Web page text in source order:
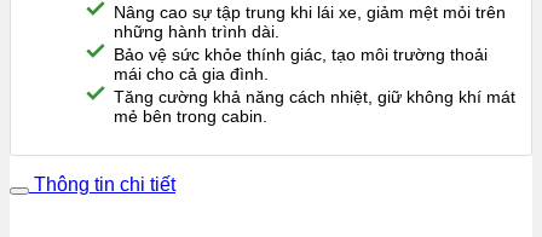
Nâng cao sự tập trung khi lái xe, giảm mệt mỏi trên
những hành trình dài.
Bảo vệ sức khỏe thính giác, tạo môi trường thoải
mái cho cả gia đình.
Tăng cường khả năng cách nhiệt, giữ không khí mát
mẻ bên trong cabin.
Thông tin chi tiết